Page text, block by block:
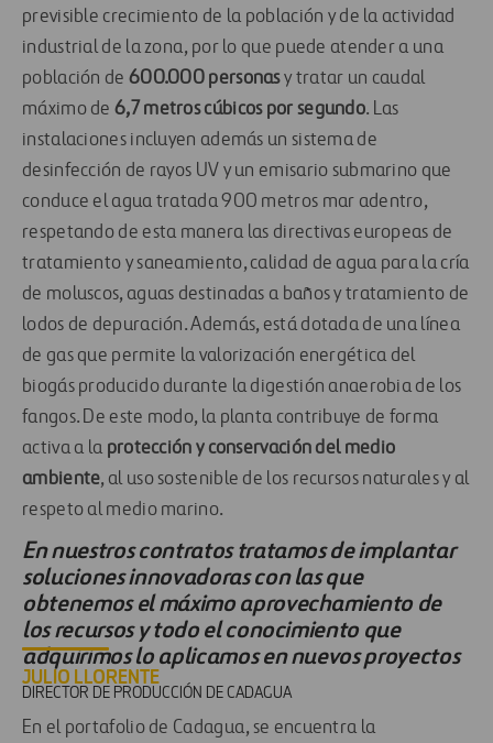
previsible crecimiento de la población y de la actividad
industrial de la zona, por lo que puede atender a una
población de 600.000 personasy tratar un caudal
máximo de6,7 metros cúbicos por segundo. Las
instalaciones incluyen además un sistema de
desinfección de rayos UV y un emisario submarino que
conduce el agua tratada 900 metros mar adentro,
respetando de esta manera las directivas europeas de
tratamiento y saneamiento, calidad de agua para la cría
de moluscos, aguas destinadas a baños y tratamiento de
lodos de depuración. Además, está dotada de una línea
de gas que permite la valorización energética del
biogás producido durante la digestión anaerobia de los
fangos. De este modo, la planta contribuye de forma
activa a la protección y conservación del medio
ambiente, al uso sostenible de los recursos naturales y al
respeto al medio marino.
En nuestros contratos tratamos de implantar
soluciones innovadoras con las que
obtenemos el máximo aprovechamiento de
los recursos y todo el conocimiento que
adquirimos lo aplicamos en nuevos proyectos
JULIO LLORENTE
DIRECTOR DE PRODUCCIÓN DE CADAGUA
En el portafolio de Cadagua, se encuentra la